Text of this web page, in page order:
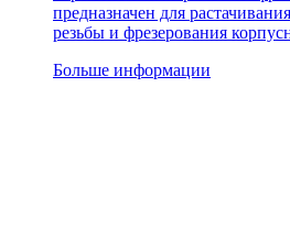
предназначен для
резьбы и фрезерования
Больше информации